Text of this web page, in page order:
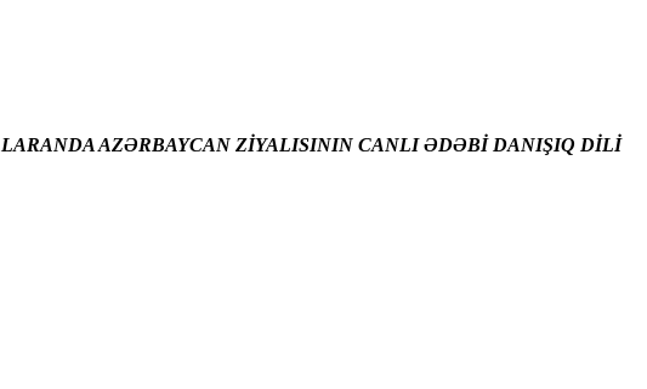
AZƏRBAYCAN ZİYALISININ CANLI ƏDƏBİ DANIŞIQ DİLİ